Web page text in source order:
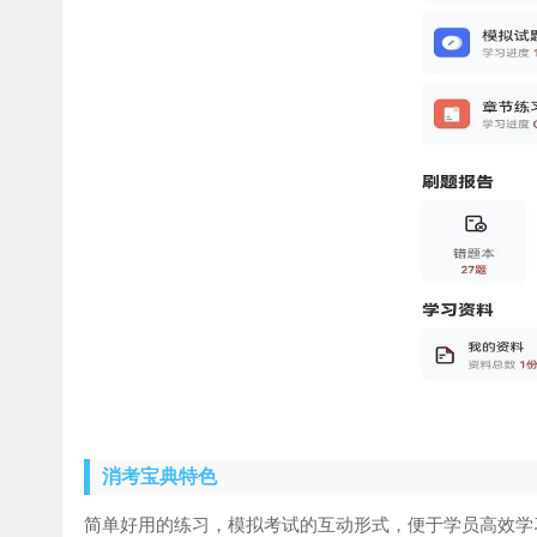
消考宝典特色
简单好用的练习，模拟考试的互动形式，便于学员高效学